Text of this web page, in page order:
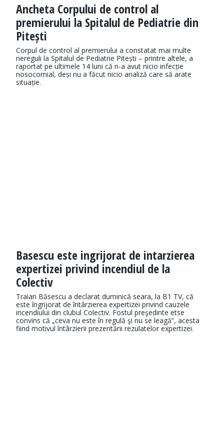
Ancheta Corpului de control al
premierului la Spitalul de Pediatrie din
Pitești
Corpul de control al premierului a constatat mai multe
nereguli la Spitalul de Pediatrie Pitești – printre altele, a
raportat pe ultimele 14 luni că n-a avut nicio infecție
nosocomial, deși nu a făcut nicio analiză care să arate
situație.
Basescu este ingrijorat de intarzierea
expertizei privind incendiul de la
Colectiv
Traian Băsescu a declarat duminică seara, la B1 TV, că
este îngrijorat de întârzierea expertizei privind cauzele
incendiului din clubul Colectiv. Fostul preşedinte etse
convins că „ceva nu este în regulă şi nu se leagă”, acesta
fiind motivul întârzierii prezentării rezulatelor expertizei.